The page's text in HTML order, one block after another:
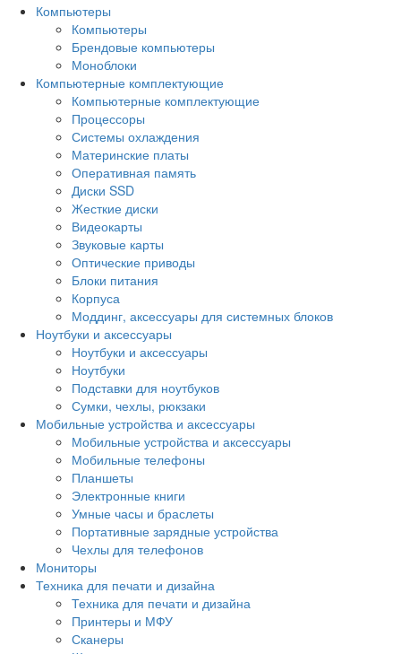
Компьютеры
Компьютеры
Брендовые компьютеры
Моноблоки
Компьютерные комплектующие
Компьютерные комплектующие
Процессоры
Системы охлаждения
Материнские платы
Оперативная память
Диски SSD
Жесткие диски
Видеокарты
Звуковые карты
Оптические приводы
Блоки питания
Корпуса
Моддинг, аксессуары для системных блоков
Ноутбуки и аксессуары
Ноутбуки и аксессуары
Ноутбуки
Подставки для ноутбуков
Сумки, чехлы, рюкзаки
Мобильные устройства и аксессуары
Мобильные устройства и аксессуары
Мобильные телефоны
Планшеты
Электронные книги
Умные часы и браслеты
Портативные зарядные устройства
Чехлы для телефонов
Мониторы
Техника для печати и дизайна
Техника для печати и дизайна
Принтеры и МФУ
Сканеры